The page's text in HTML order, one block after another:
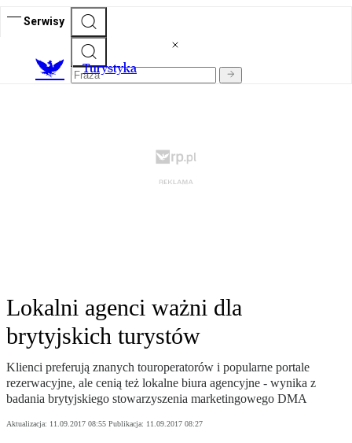
Serwisy
Turystyka
Lokalni agenci ważni dla
brytyjskich turystów
Klienci preferują znanych touroperatorów i popularne portale
rezerwacyjne, ale cenią też lokalne biura agencyjne - wynika z
badania brytyjskiego stowarzyszenia marketingowego DMA
Aktualizacja: 11.09.2017 08:55 Publikacja: 11.09.2017 08:27